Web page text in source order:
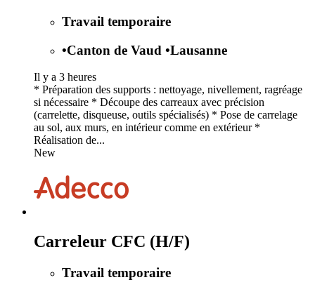
Travail temporaire
•Canton de Vaud •Lausanne
Il y a 3 heures
* Préparation des supports : nettoyage, nivellement, ragréage
si nécessaire * Découpe des carreaux avec précision
(carrelette, disqueuse, outils spécialisés) * Pose de carrelage
au sol, aux murs, en intérieur comme en extérieur *
Réalisation de...
New
Carreleur CFC (H/F)
Travail temporaire